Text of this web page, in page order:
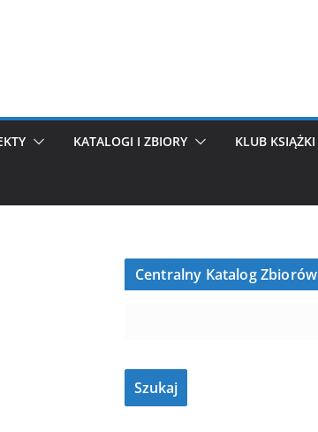
KATALOGI I ZBIORY KLUB KSIĄŻKI
Centralny Katalog Zbiorów